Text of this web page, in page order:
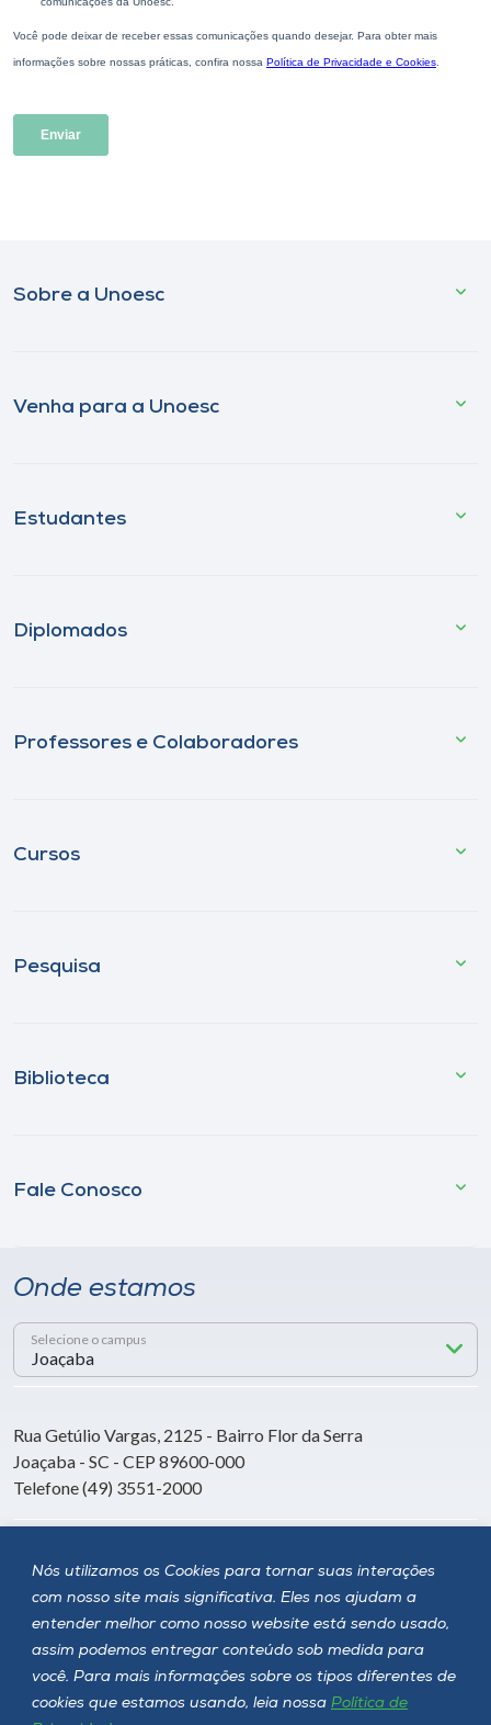
Nós utilizamos os Cookies para tornar suas interações
com nosso site mais significativa. Eles nos ajudam a
entender melhor como nosso website está sendo usado,
assim podemos entregar conteúdo sob medida para
você. Para mais informações sobre os tipos diferentes de
cookies que estamos usando, leia nossa Política de
Sobre a Unoesc
Venha para a Unoesc
Estudantes
Diplomados
Professores e Colaboradores
Cursos
Pesquisa
Biblioteca
Fale Conosco
Onde estamos
Selecione o campus
Rua Getúlio Vargas, 2125 - Bairro Flor da Serra
Joaçaba - SC - CEP 89600-000
Telefone (49) 3551-2000
Siga a Unoesc